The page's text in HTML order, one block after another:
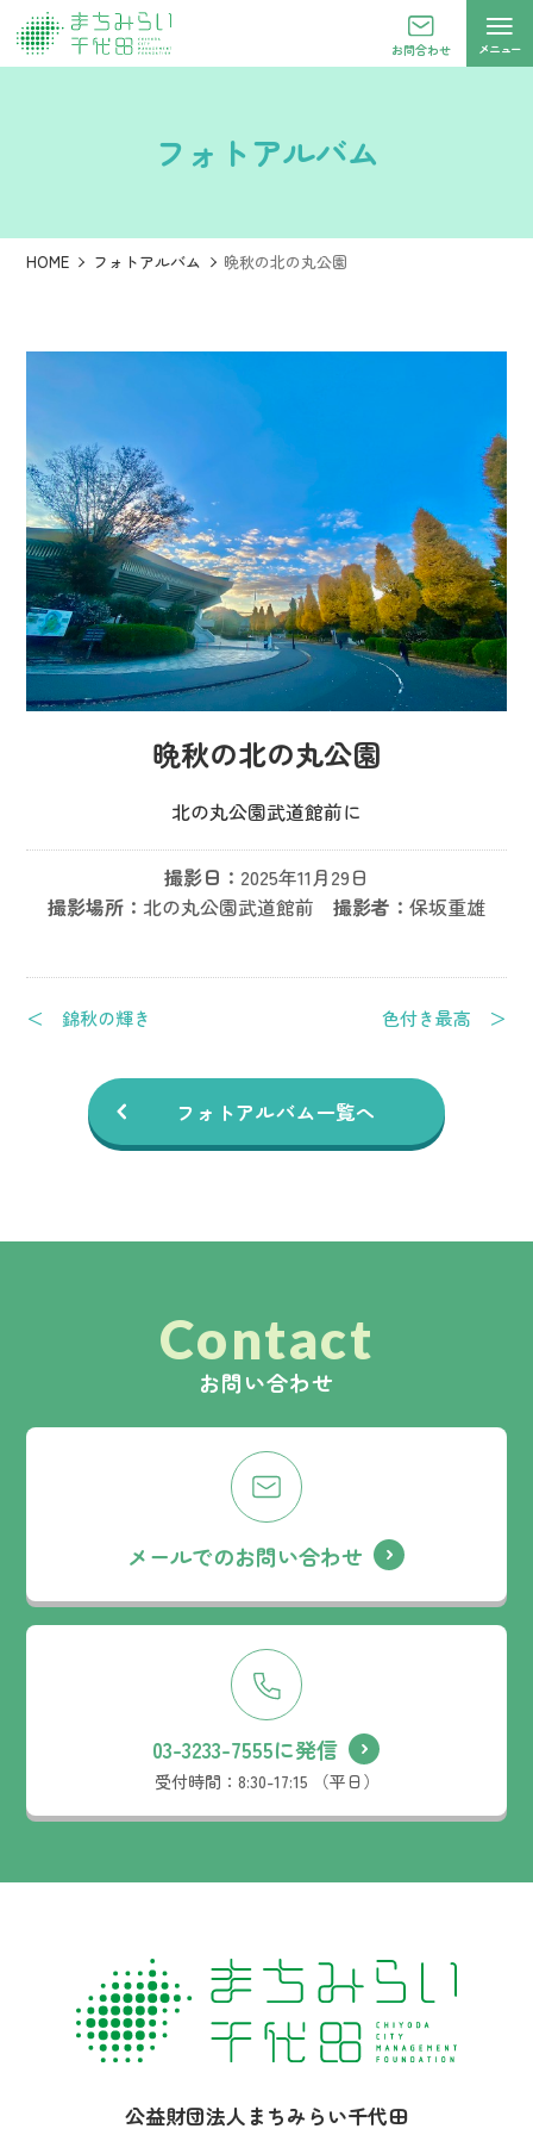
お問合わせ メニュー
フォトアルバム
HOME フォトアルバム 晩秋の北の丸公園
晩秋の北の丸公園
北の丸公園武道館前に
撮影日： 2025年11月29日
撮影場所： 北の丸公園武道館前 撮影者： 保坂重雄
＜ 錦秋の輝き 色付き最高 ＞
フォトアルバム一覧へ
Contact
お問い合わせ
メールでのお問い合わせ
03-3233-7555に発信
受付時間： 8:30-17:15 （平日）
社名：
公益財団法人まちみらい千代田